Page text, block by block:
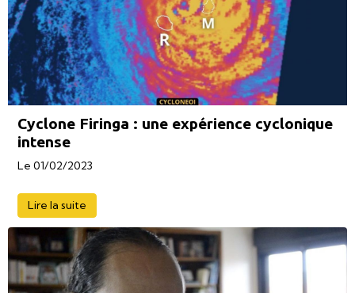
Cyclone Firinga : une expérience cyclonique
intense
Le 01/02/2023
Lire la suite